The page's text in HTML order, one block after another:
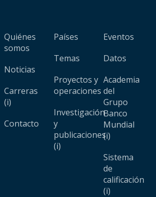
Quiénes
somos
Noticias
Carreras
(i)
Contacto
Países
Temas
Proyectos y
operaciones
Investigación
y
publicaciones
(i)
Eventos
Datos
Academia
del
Grupo
Banco
Mundial
(i)
Sistema
de
calificación
(i)